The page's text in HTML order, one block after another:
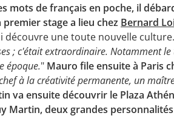
mots de français en poche, il
premier stage a lieu chez Bernard
découvre une toute nouvelle culture.
; c'était extraordinaire. Notamment
époque." Mauro file ensuite à Paris
à la créativité permanente, un
va ensuite découvrir le Plaza
Martin, deux grandes